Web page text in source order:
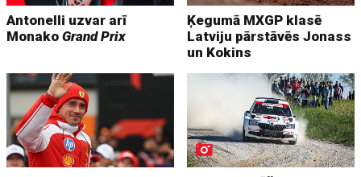
Antonelli uzvar arī
MonakoGrand Prix
Ķegumā MXGP klasē
Latviju pārstāvēs Jonass
un Kokins